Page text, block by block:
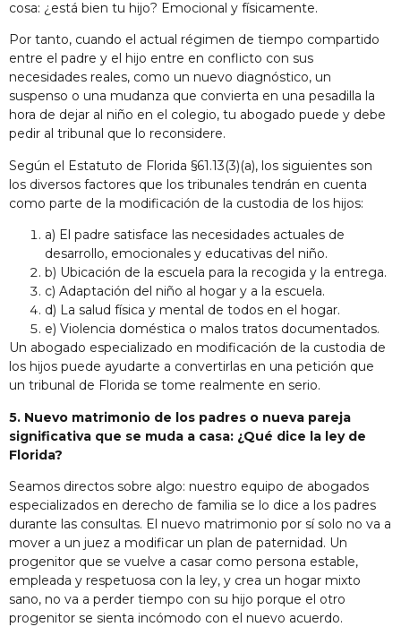
cosa: ¿está bien tu hijo? Emocional y físicamente.
Por tanto, cuando el actual régimen de tiempo compartido
entre el padre y el hijo entre en conflicto con sus
necesidades reales, como un nuevo diagnóstico, un
suspenso o una mudanza que convierta en una pesadilla la
hora de dejar al niño en el colegio, tu abogado puede y debe
pedir al tribunal que lo reconsidere.
Según el Estatuto de Florida §61.13(3)(a), los siguientes son
los diversos factores que los tribunales tendrán en cuenta
como parte de la modificación de la custodia de los hijos:
a) El padre satisface las necesidades actuales de
desarrollo, emocionales y educativas del niño.
b) Ubicación de la escuela para la recogida y la entrega.
c) Adaptación del niño al hogar y a la escuela.
d) La salud física y mental de todos en el hogar.
e) Violencia doméstica o malos tratos documentados.
Un abogado especializado en modificación de la custodia de
los hijos puede ayudarte a convertirlas en una petición que
un tribunal de Florida se tome realmente en serio.
5. Nuevo matrimonio de los padres o nueva pareja
significativa que se muda a casa: ¿Qué dice la ley de
Florida?
Seamos directos sobre algo: nuestro equipo de abogados
especializados en derecho de familia se lo dice a los padres
durante las consultas. El nuevo matrimonio por sí solo no va a
mover a un juez a modificar un plan de paternidad. Un
progenitor que se vuelve a casar como persona estable,
empleada y respetuosa con la ley, y crea un hogar mixto
sano, no va a perder tiempo con su hijo porque el otro
progenitor se sienta incómodo con el nuevo acuerdo.